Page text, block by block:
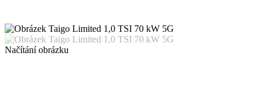
Načítání obrázku